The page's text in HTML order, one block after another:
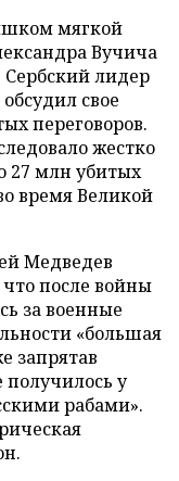
мягкой
Вучича
Сербский лидер
свое
переговоров.
жестко
27 млн убитых
время Великой
Медведев
что после войны
за военные
«большая
запрятав
получилось у
рабами».